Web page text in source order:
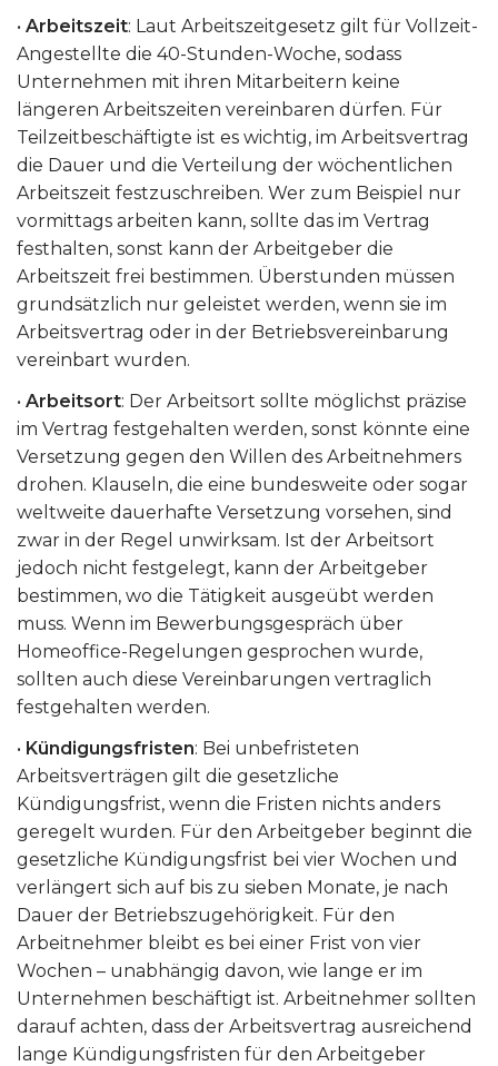
• Arbeitszeit: Laut Arbeitszeitgesetz gilt für Vollzeit-
Angestellte die 40-Stunden-Woche, sodass
Unternehmen mit ihren Mitarbeitern keine
längeren Arbeitszeiten vereinbaren dürfen. Für
Teilzeitbeschäftigte ist es wichtig, im Arbeitsvertrag
die Dauer und die Verteilung der wöchentlichen
Arbeitszeit festzuschreiben. Wer zum Beispiel nur
vormittags arbeiten kann, sollte das im Vertrag
festhalten, sonst kann der Arbeitgeber die
Arbeitszeit frei bestimmen. Überstunden müssen
grundsätzlich nur geleistet werden, wenn sie im
Arbeitsvertrag oder in der Betriebsvereinbarung
vereinbart wurden.
• Arbeitsort: Der Arbeitsort sollte möglichst präzise
im Vertrag festgehalten werden, sonst könnte eine
Versetzung gegen den Willen des Arbeitnehmers
drohen. Klauseln, die eine bundesweite oder sogar
weltweite dauerhafte Versetzung vorsehen, sind
zwar in der Regel unwirksam. Ist der Arbeitsort
jedoch nicht festgelegt, kann der Arbeitgeber
bestimmen, wo die Tätigkeit ausgeübt werden
muss. Wenn im Bewerbungsgespräch über
Homeoffice-Regelungen gesprochen wurde,
sollten auch diese Vereinbarungen vertraglich
festgehalten werden.
• Kündigungsfristen: Bei unbefristeten
Arbeitsverträgen gilt die gesetzliche
Kündigungsfrist, wenn die Fristen nichts anders
geregelt wurden. Für den Arbeitgeber beginnt die
gesetzliche Kündigungsfrist bei vier Wochen und
verlängert sich auf bis zu sieben Monate, je nach
Dauer der Betriebszugehörigkeit. Für den
Arbeitnehmer bleibt es bei einer Frist von vier
Wochen – unabhängig davon, wie lange er im
Unternehmen beschäftigt ist. Arbeitnehmer sollten
darauf achten, dass der Arbeitsvertrag ausreichend
lange Kündigungsfristen für den Arbeitgeber